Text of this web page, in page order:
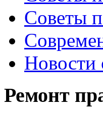
Советы
Новости
Ремонт